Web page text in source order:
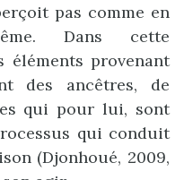
pas comme en
Dans cette
éléments provenant
des ancêtres, de
qui pour lui, sont
qui conduit
(Djonhoué, 2009,